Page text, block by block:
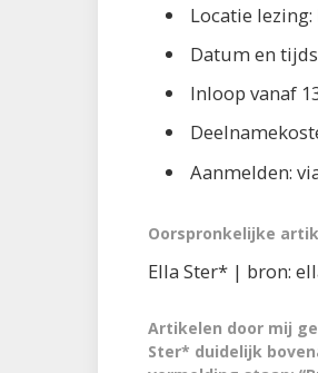
Locatie lezing:
Datum en
Inloop vanaf
Aanmelden:
Oorspronkelijke
Ella Ster* | bron:
Artikelen door mij
Ster* duidelijk